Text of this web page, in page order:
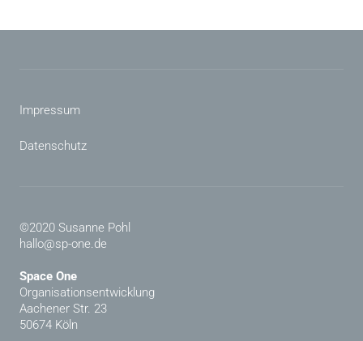
Impressum
Datenschutz
©2020 Susanne Pohl
hallo@sp-one.de
Space One
Organisationsentwicklung
Aachener Str. 23
50674 Köln